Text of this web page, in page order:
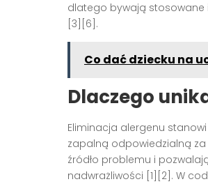
dlatego bywają stosowane
[3][6].
Co dać dziecku na
Dlaczego
Eliminacja alergenu
zapalną odpowiedzialną
źródło problemu i
nadwrażliwości [1][2]. W